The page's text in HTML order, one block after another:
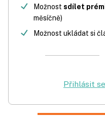
Možnost sdílet
měsíčně)
Možnost ukládat si
Přihlásit